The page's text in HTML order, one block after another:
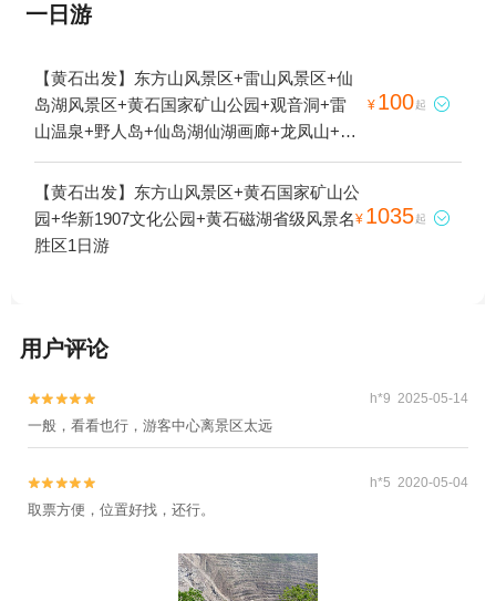
一日游
【黄石出发】东方山风景区+雷山风景区+仙
岛湖风景区+黄石国家矿山公园+观音洞+雷
山温泉+野人岛+仙岛湖仙湖画廊+龙凤山+天
空之城+枫林地心大峡谷+环线飞行(大冶龙凤
山滑翔伞基地)1日游
¥ 100起 
【黄石出发】东方山风景区+黄石国家矿山公
园+华新1907文化公园+黄石磁湖省级风景名
胜区1日游
¥ 1035起 
用户评论

 h*9 2025-05-14
一般，看看也行，游客中心离景区太远

 h*5 2020-05-04
取票方便，位置好找，还行。